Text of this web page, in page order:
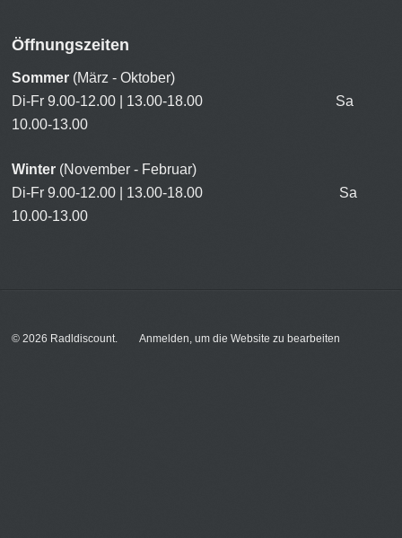
Öffnungszeiten
Sommer (März - Oktober)
Di-Fr 9.00-12.00 | 13.00-18.00 Sa
10.00-13.00
Winter (November - Februar)
Di-Fr 9.00-12.00 | 13.00-18.00 Sa
10.00-13.00
© 2026 Radldiscount. Anmelden, um die Website zu bearbeiten